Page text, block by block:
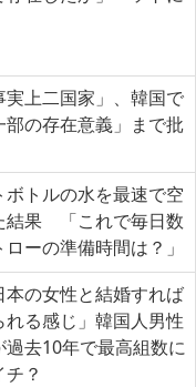
上二国家」、韓国で
の存在意義」まで批
ボトルの水を最速で空
結果 「これで毎日数
ーの準備時間は？」
の女性と結婚すれば
る感じ」韓国人男性
去10年で最高組数に
？